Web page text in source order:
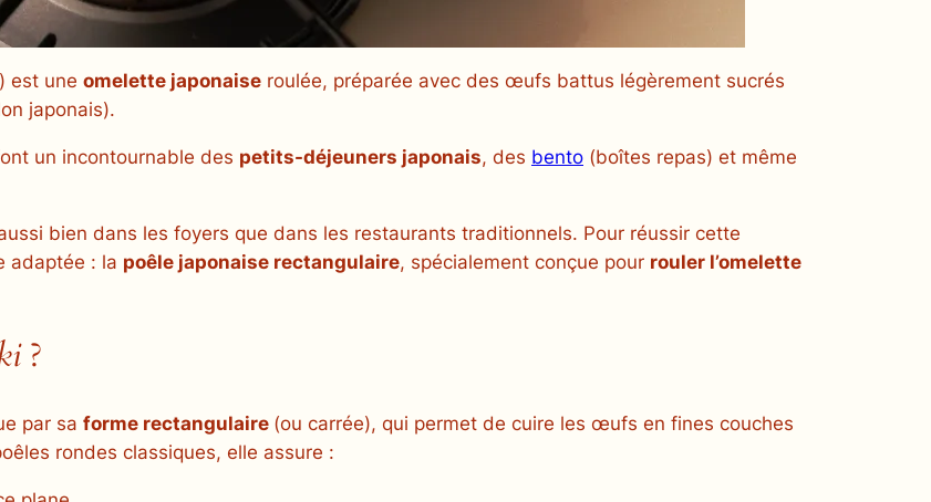
) est une omelette japonaise roulée, préparée avec des œufs battus légèrement sucrés
japonais).
un incontournable des petits-déjeuners japonais, des bento (boîtes repas) et même
bien dans les foyers que dans les restaurants traditionnels. Pour réussir cette
adaptée : la poêle japonaise rectangulaire, spécialement conçue pour rouler l’omelette
?
par sa forme rectangulaire (ou carrée), qui permet de cuire les œufs en fines couches
rondes classiques, elle assure :